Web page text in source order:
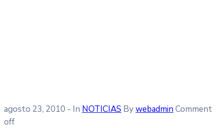
agosto 23, 2010 - In NOTICIAS BywebadminComment
off